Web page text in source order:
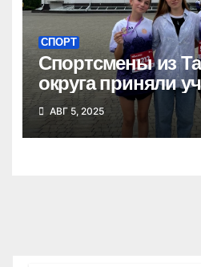
СПОРТ
Спортсмены из
округа приняли
Сибирском
АВГ 5, 2025